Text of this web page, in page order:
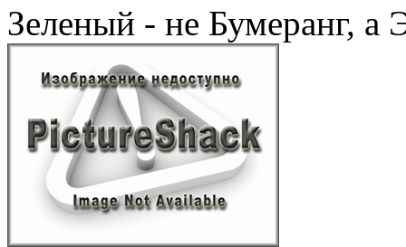
Зеленый - не Бумеранг, а